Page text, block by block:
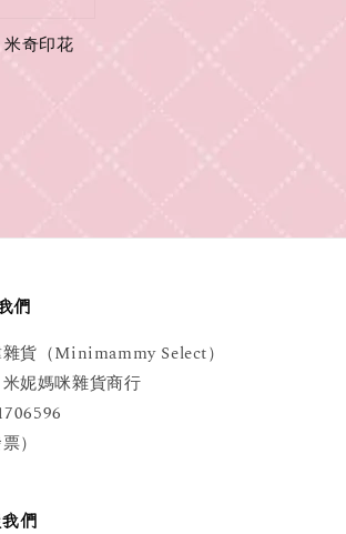
奇印花
們
貨（Minimammy Select）
妮媽咪雜貨商行
）
們